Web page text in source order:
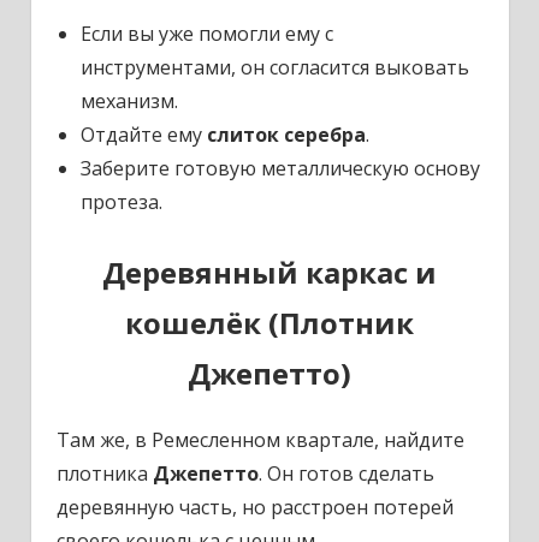
Если вы уже помогли ему с
инструментами, он согласится выковать
механизм.
Отдайте ему слиток серебра.
Заберите готовую металлическую основу
протеза.
Деревянный каркас и
кошелёк (Плотник
Джепетто)
Там же, в Ремесленном квартале, найдите
плотника Джепетто. Он готов сделать
деревянную часть, но расстроен потерей